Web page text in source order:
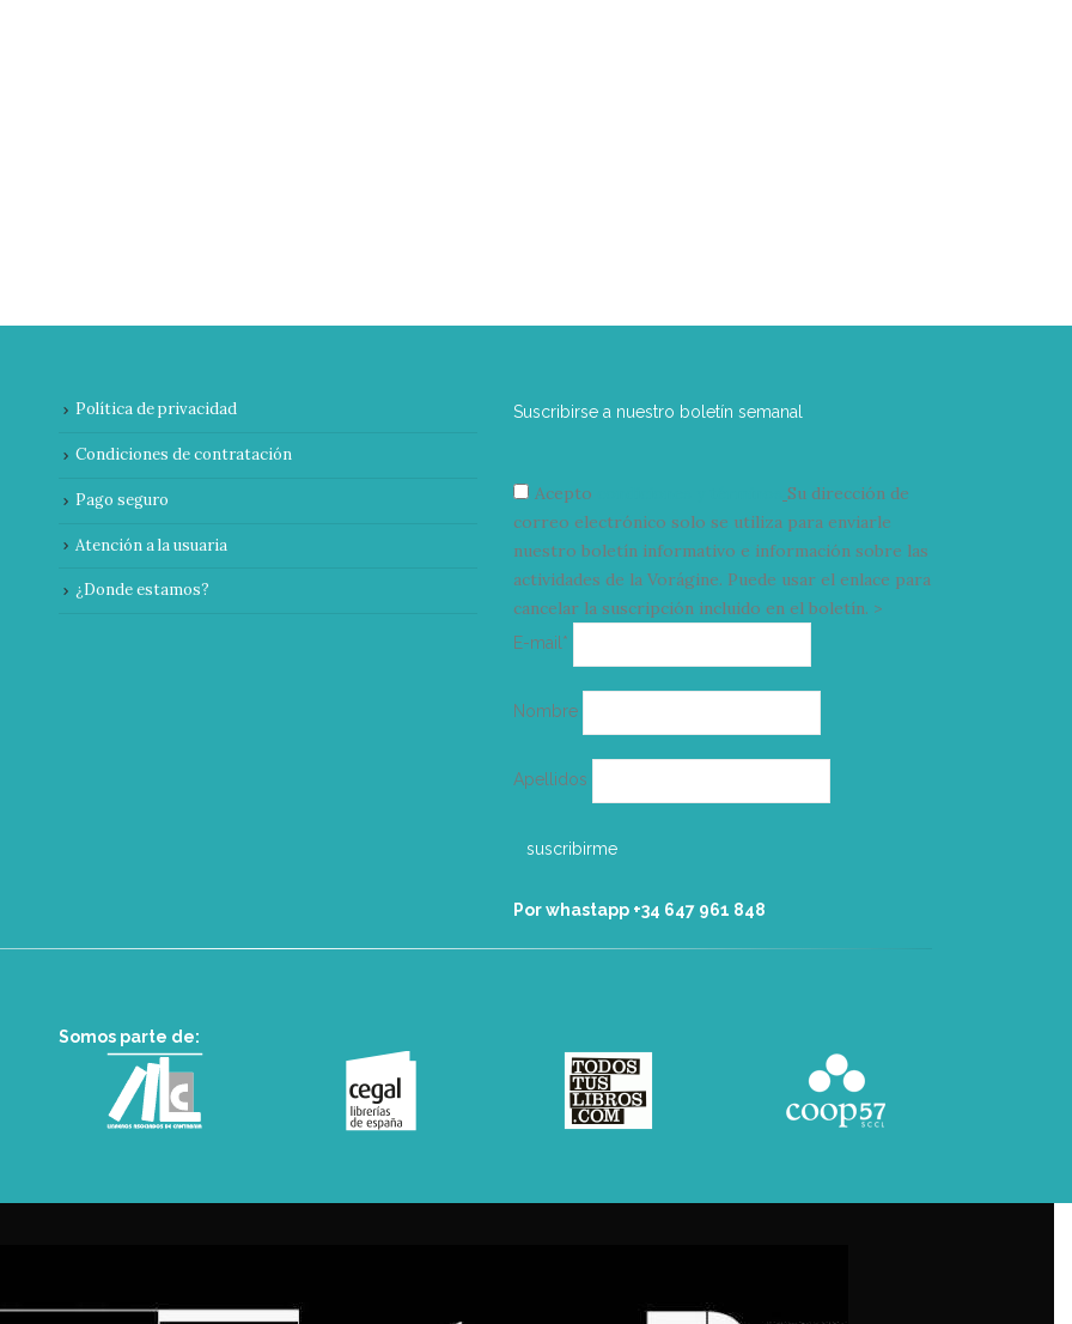
Política de privacidad
Condiciones de contratación
Pago seguro
Atención a la usuaria
¿Donde estamos?
Suscribirse a nuestro boletín semanal
Acepto
Su dirección de
correo electrónico solo se utiliza para enviarle
nuestro boletín informativo e información sobre las
actividades de la Vorágine. Puede usar el enlace para
cancelar la suscripción incluido en el boletín. >
E-mail*
electrónico
Nombre
Apellidos
Por whastapp +34 ‭647 961 848‬
Somos parte de: